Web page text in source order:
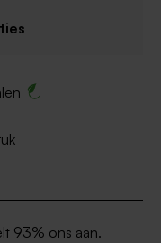
93% ons aan.